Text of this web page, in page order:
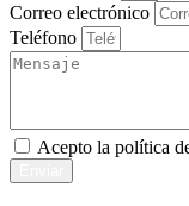
Correo electrónico
Teléfono
Acepto la política